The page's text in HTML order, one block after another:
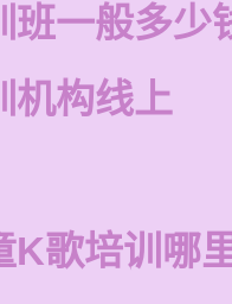
班一般多少
机构线上
K歌培训哪